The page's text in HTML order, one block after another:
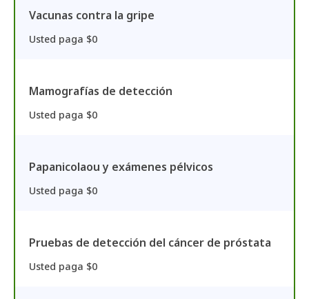
Vacunas contra la gripe
Usted paga $0
Mamografías de detección
Usted paga $0
Papanicolaou y exámenes pélvicos
Usted paga $0
Pruebas de detección del cáncer de próstata
Usted paga $0